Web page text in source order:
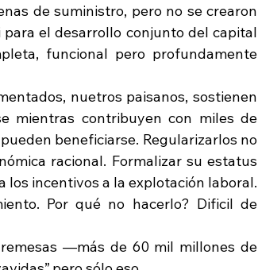
de suministro, pero no se crearon
el desarrollo conjunto del capital
funcional pero profundamente
nuetros paisanos, sostienen
mientras contribuyen con miles de
beneficiarse. Regularizarlos no
racional. Formalizar su estatus
los incentivos a la explotación laboral.
Por qué no hacerlo? Dificil de
—más de 60 mil millones de